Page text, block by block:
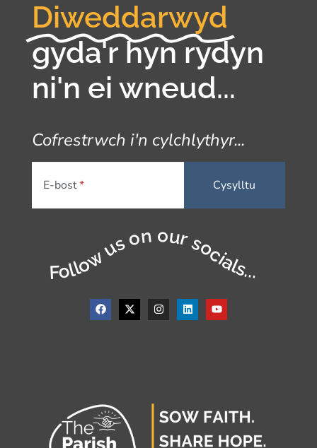
Diweddarwyd
gyda'r hyn rydyn
ni'n ei wneud...
Cofrestrwch i'n cylchlythyr...
E-bost
Follow us on our socials...